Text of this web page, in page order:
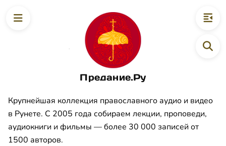
Предание.Ру
Крупнейшая коллекция православного аудио и видео
в Рунете. С 2005 года собираем лекции, проповеди,
аудиокниги и фильмы — более 30 000 записей от
1500 авторов.